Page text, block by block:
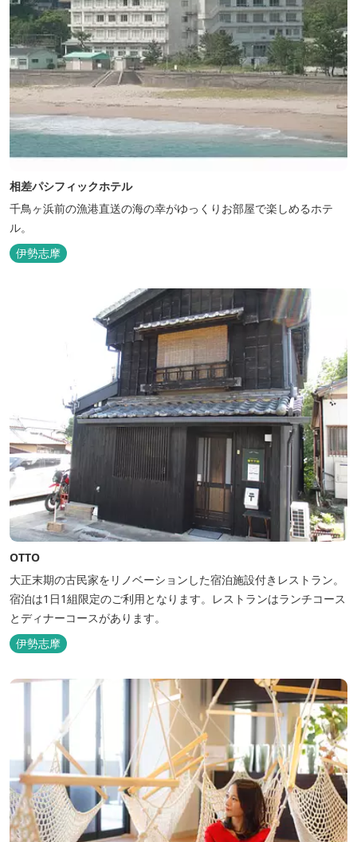
相差パシフィックホテル
千鳥ヶ浜前の漁港直送の海の幸がゆっくりお部屋で楽しめるホテ
ル。
伊勢志摩
OTTO
大正末期の古民家をリノベーションした宿泊施設付きレストラン。
宿泊は1日1組限定のご利用となります。レストランはランチコース
とディナーコースがあります。
伊勢志摩